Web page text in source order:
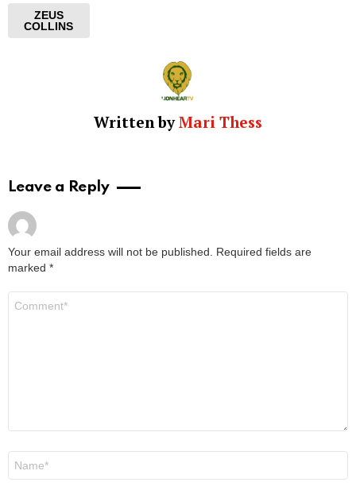
ZEUS
COLLINS
Written byMari Thess
Leave a Reply
Your email address will not be published.
Required fields are
marked *